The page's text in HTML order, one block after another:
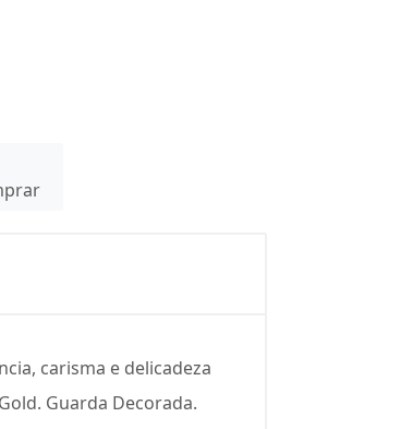
carisma e delicadeza
Guarda Decorada.